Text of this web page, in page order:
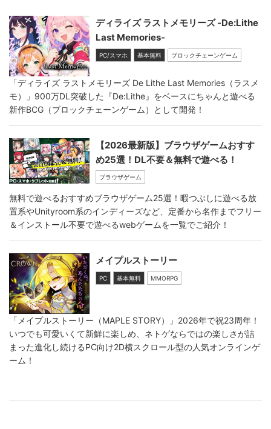
ディライズ ラストメモリーズ -De:Lithe
Last Memories-
PC/スマホ 基本無料 ブロックチェーンゲーム
「ディライズ ラストメモリーズ De Lithe Last Memories（ラスメ
モ）」900万DL突破した『De:Lithe』をベースにちゃんと遊べる
新作BCG（ブロックチェーンゲーム）として開発！
【2026最新版】ブラウザゲームおすす
め25選！DL不要＆無料で遊べる！
ブラウザゲーム
無料で遊べるおすすめブラウザゲーム25選！暇つぶしに遊べる放
置系やUnityroom系のインディーズなど、定番から名作までフリー
＆インストール不要で遊べるwebゲームを一覧でご紹介！
メイプルストーリー
PC 基本無料 MMORPG
「メイプルストーリー（MAPLE STORY）」2026年で祝23周年！
いつでも可愛いくて新鮮に楽しめ、ネトゲならではの楽しさが詰
まった進化し続けるPC向け2D横スクロール型の人気オンラインゲ
ーム！